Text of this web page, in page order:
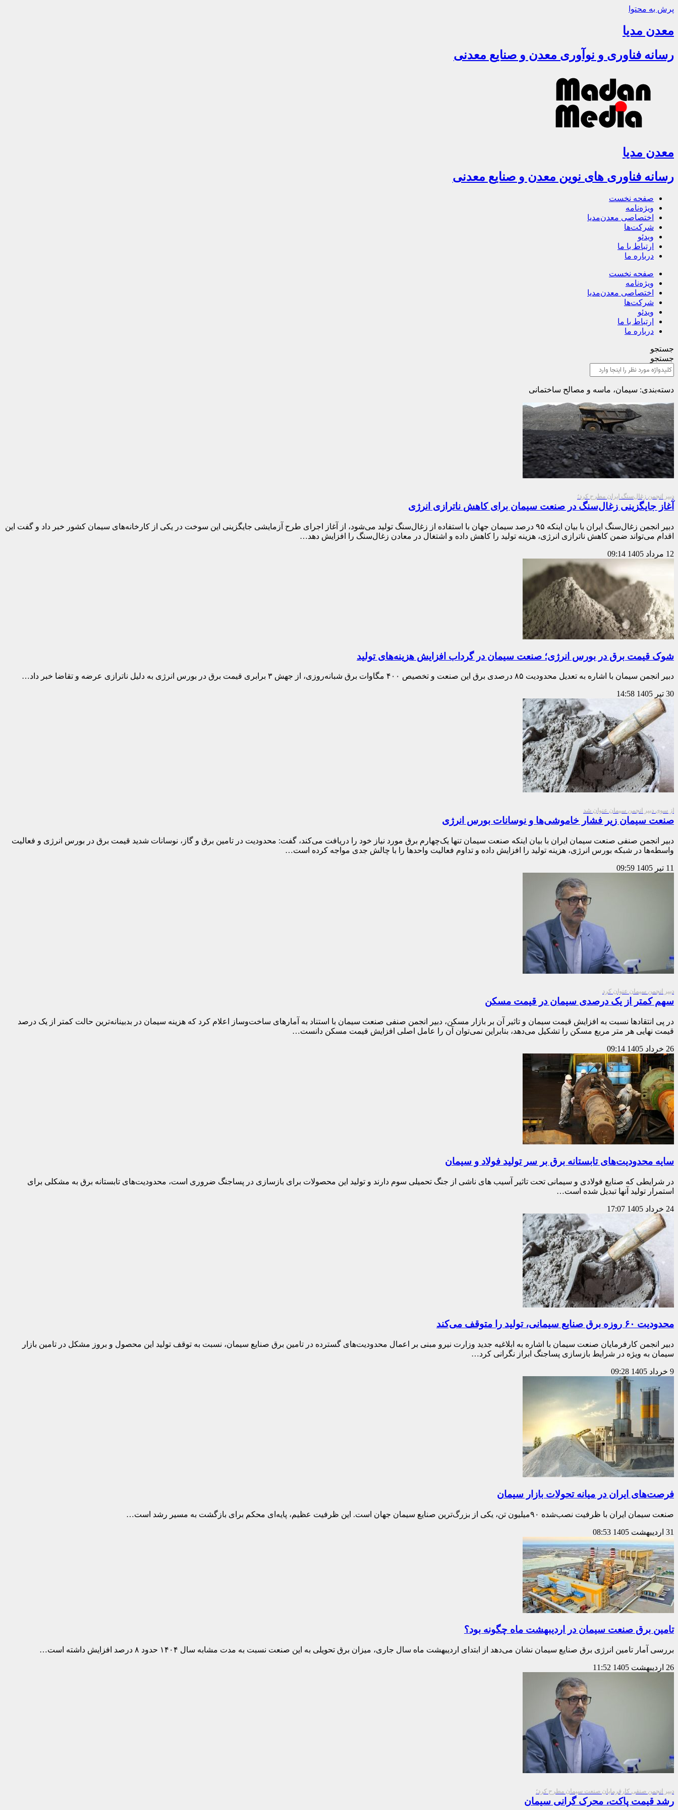
پرش به محتوا
معدن مدیا
رسانه فناوری و نوآوری معدن و صنایع معدنی
معدن مدیا
رسانه فناوری های نوین معدن و صنایع معدنی
صفحه نخست
ویژه‌نامه
اختصاصی معدن‌مدیا
شرکت‌ها
ویدئو
ارتباط با ما
درباره ما
صفحه نخست
ویژه‌نامه
اختصاصی معدن‌مدیا
شرکت‌ها
ویدئو
ارتباط با ما
درباره ما
جستجو
جستجو
دسته‌بندی: سیمان، ماسه و مصالح ساختمانی
دبیر انجمن زغال‌سنگ ایران مطرح کرد؛
آغاز جایگزینی زغال‌سنگ در صنعت سیمان برای کاهش ناترازی انرژی
دبیر انجمن زغال‌سنگ ایران با بیان اینکه ۹۵ درصد سیمان جهان با استفاده از زغال‌سنگ تولید می‌شود، از آغاز اجرای طرح آزمایشی جایگزینی این سوخت در یکی از کارخانه‌های سیمان کشور خبر داد و گفت این
اقدام می‌تواند ضمن کاهش ناترازی انرژی، هزینه تولید را کاهش داده و اشتغال در معادن زغال‌سنگ را افزایش دهد…
12 مرداد 1405 09:14
شوک قیمت برق در بورس انرژی؛ صنعت سیمان در گرداب افزایش هزینه‌های تولید
دبیر انجمن سیمان با اشاره به تعدیل محدودیت ۸۵ درصدی برق این صنعت و تخصیص ۴۰۰ مگاوات برق شبانه‌روزی، از جهش ۳ برابری قیمت برق در بورس انرژی به دلیل ناترازی عرضه و تقاضا خبر داد…
30 تیر 1405 14:58
از سوی دبیر انجمن سیمان عنوان شد
صنعت سیمان زیر فشار خاموشی‌ها و نوسانات بورس انرژی
دبیر انجمن صنفی صنعت سیمان ایران با بیان اینکه صنعت سیمان تنها یک‌چهارم برق مورد نیاز خود را دریافت می‌کند، گفت: محدودیت در تامین برق و گاز، نوسانات شدید قیمت برق در بورس انرژی و فعالیت
واسطه‌ها در شبکه بورس انرژی، هزینه تولید را افزایش داده و تداوم فعالیت واحدها را با چالش جدی مواجه کرده است…
11 تیر 1405 09:59
دبیر انجمن سیمان عنوان کرد
سهم کمتر از یک درصدی سیمان در قیمت مسکن
در پی انتقادها نسبت به افزایش قیمت سیمان و تاثیر آن بر بازار مسکن، دبیر انجمن صنفی صنعت سیمان با استناد به آمارهای ساخت‌وساز اعلام کرد که هزینه سیمان در بدبینانه‌ترین حالت کمتر از یک درصد
قیمت نهایی هر متر مربع مسکن را تشکیل می‌دهد، بنابراین نمی‌توان آن را عامل اصلی افزایش قیمت مسکن دانست…
26 خرداد 1405 09:14
سایه محدودیت‌های تابستانه برق بر سر تولید فولاد و سیمان
در شرایطی که صنایع فولادی و سیمانی تحت تاثیر آسیب های ناشی از جنگ تحمیلی سوم دارند و تولید این محصولات برای بازسازی در پساجنگ ضروری است، محدودیت‌های تابستانه برق به مشکلی برای
استمرار تولید آنها تبدیل شده است…
24 خرداد 1405 17:07
محدودیت ۶۰ روزه برق صنایع سیمانی، تولید را متوقف می‌کند
دبیر انجمن کارفرمایان صنعت سیمان با اشاره به ابلاغیه جدید وزارت نیرو مبنی بر اعمال محدودیت‌های گسترده در تامین برق صنایع سیمان، نسبت به توقف تولید این محصول و بروز مشکل در تامین بازار
سیمان به ویژه در شرایط بازسازی پساجنگ ابراز نگرانی کرد…
9 خرداد 1405 09:28
فرصت‌های ایران در میانه تحولات بازار سیمان
صنعت سیمان ایران با ظرفیت نصب‌شده ۹۰‌میلیون تن، یکی از بزرگ‌ترین صنایع سیمان جهان است. این ظرفیت عظیم، پایه‌ای محکم برای بازگشت به مسیر رشد است…
31 اردیبهشت 1405 08:53
تامین برق صنعت سیمان در اردیبهشت ماه چگونه بود؟
بررسی آمار تامین انرژی برق صنایع سیمان نشان می‌دهد از ابتدای اردیبهشت‌ ماه سال جاری، میزان برق تحویلی به این صنعت نسبت به مدت مشابه سال ۱۴۰۴ حدود ۸ درصد افزایش داشته است…
26 اردیبهشت 1405 11:52
دبیر انجمن صنفی کارفرمایان صنعت سیمان مطرح کرد؛
رشد قیمت پاکت، محرک گرانی سیمان